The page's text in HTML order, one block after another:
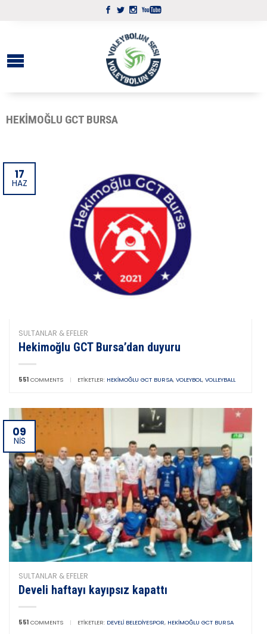
HEKIMOĞLU GCT BURSA
17
HAZ
SULTANLAR & EFELER
Hekimoğlu GCT Bursa’dan duyuru
551 COMMENTS | ETIKETLER: HEKIMOĞLU GCT BURSA, VOLEYBOL, VOLLEYBALL
09
NIS
SULTANLAR & EFELER
Develi haftayı kayıpsız kapattı
551 COMMENTS | ETIKETLER: DEVELI BELEDIYESPOR, HEKIMOĞLU GCT BURSA